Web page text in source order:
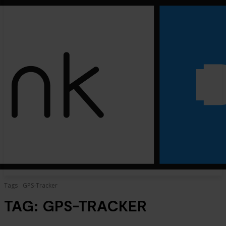
Tags GPS-Tracker
TAG: GPS-TRACKER